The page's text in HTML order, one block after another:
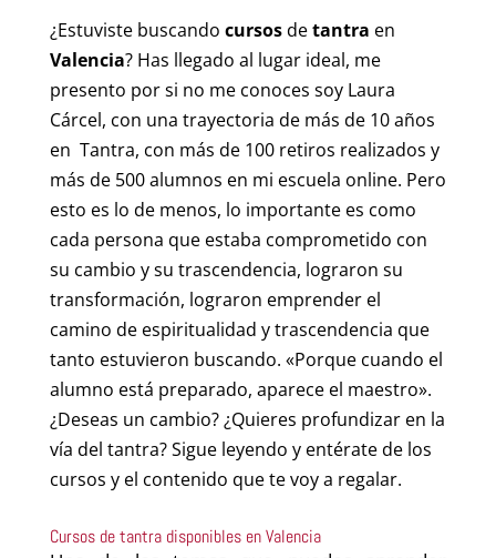
¿Estuviste buscando cursosdetantra en
Valencia? Has llegado al lugar ideal, me
presento por si no me conoces soy Laura
Cárcel, con una trayectoria de más de 10 años
en Tantra, con más de 100 retiros realizados y
más de 500 alumnos en mi escuela online. Pero
esto es lo de menos, lo importante es como
cada persona que estaba comprometido con
su cambio y su trascendencia, lograron su
transformación, lograron emprender el
camino de espiritualidad y trascendencia que
tanto estuvieron buscando. «Porque cuando el
alumno está preparado, aparece el maestro».
¿Deseas un cambio? ¿Quieres profundizar en la
vía del tantra? Sigue leyendo y entérate de los
cursos y el contenido que te voy a regalar.
Cursos de tantra disponibles en Valencia